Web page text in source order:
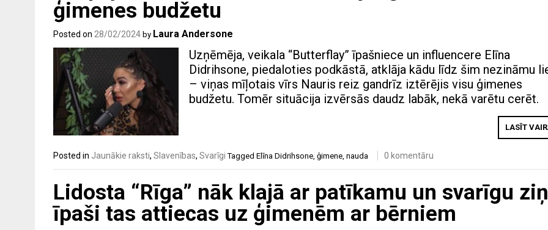
ģimenes budžetu
Posted on 28/02/2024 by Laura Andersone
Uzņēmēja, veikala “Butterflay” īpašniece un influencere Elīna
Didrihsone, piedaloties podkāstā, atklāja kādu līdz šim nezināmu
– viņas mīļotais vīrs Nauris reiz gandrīz iztērējis visu ģimenes
budžetu. Tomēr situācija izvērsās daudz labāk, nekā varētu cerēt.
LASĪT
Posted in Jaunākie raksti, Slavenības, Svarīgi Tagged Elīna Didrihsone, ģimene, nauda 0 komentāru
Lidosta “Rīga” nāk klajā ar patīkamu un svarīgu
īpaši tas attiecas uz ģimenēm ar bērniem